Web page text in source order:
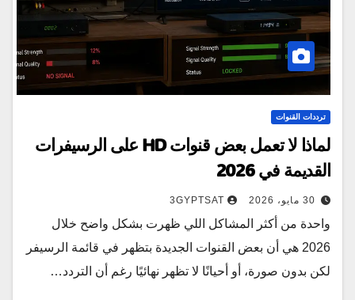
ترددات القنوات
لماذا لا تعمل بعض قنوات HD على الرسيفرات
القديمة في 2026
30 مايو، 2026 3GYPTSAT
واحدة من أكثر المشاكل اللي ظهرت بشكل واضح خلال
2026 هي أن بعض القنوات الجديدة بتظهر في قائمة الرسيفر
لكن بدون صورة، أو أحيانًا لا تظهر نهائيًا رغم أن التردد…